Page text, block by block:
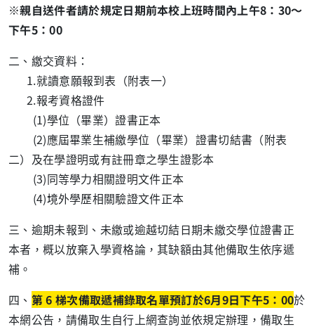
※親自送件者請於規定日期前本校上班時間內上午8 ： 30～
下午5：00
二、繳交資料：
1.就讀意願報到表（附表一）
2.報考資格證件
(1)學位（畢業）證書正本
(2)應屆畢業生補繳學位（畢業）證書切結書（附表
二）及在學證明或有註冊章之學生證影本
(3)同等學力相關證明文件正本
(4)境外學歷相關驗證文件正本
三、逾期未報到、未繳或逾越切結日期未繳交學位證書正
本者，概以放棄入學資格論，其缺額由其他備取生依序遞
補。
四、 第6 梯次備取遞補錄取名單預訂於6月9日下午5 ： 00於
本網公告，請備取生自行上網查詢並依規定辦理，備取生